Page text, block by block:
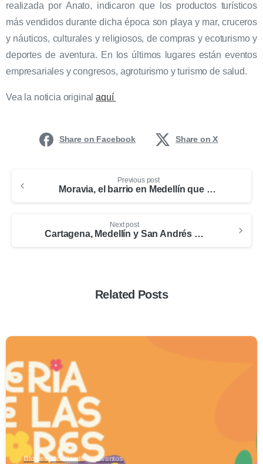
realizada por Anato, indicaron que los productos turísticos
más vendidos durante dicha época son playa y mar, cruceros
y náuticos, culturales y religiosos, de compras y ecoturismo y
deportes de aventura. En los últimos lugares están eventos
empresariales y congresos, agroturismo y turismo de salud.
Vea la noticia originalaquí
Share on Facebook Share on X
Previous post
Moravia, el barrio en Medellín que resurge a través del turismo
Next post
Cartagena, Medellín y San Andrés fueron los destinos más reservados vía online
Related Posts
Blog especializado Eventos